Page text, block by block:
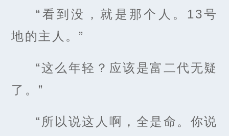
“看到没，就是那个人。13号
地的主人。”
“这么年轻？应该是富二代无疑
了。”
“所以说这人啊，全是命。你说